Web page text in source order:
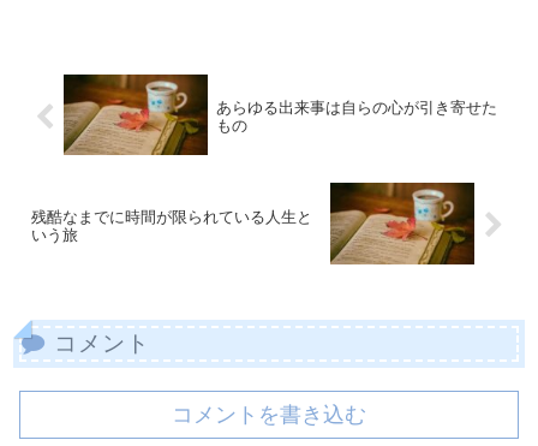
あらゆる出来事は自らの心が引き寄せた
もの
残酷なまでに時間が限られている人生と
いう旅
コメント
コメントを書き込む